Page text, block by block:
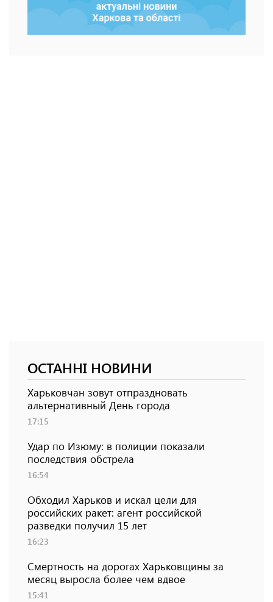
ОСТАННІ НОВИНИ
Харьковчан зовут отпраздновать
альтернативный День города
17:15
Удар по Изюму: в полиции показали
последствия обстрела
16:54
Обходил Харьков и искал цели для
российских ракет: агент российской
разведки получил 15 лет
16:23
Смертность на дорогах Харьковщины за
месяц выросла более чем вдвое
15:41